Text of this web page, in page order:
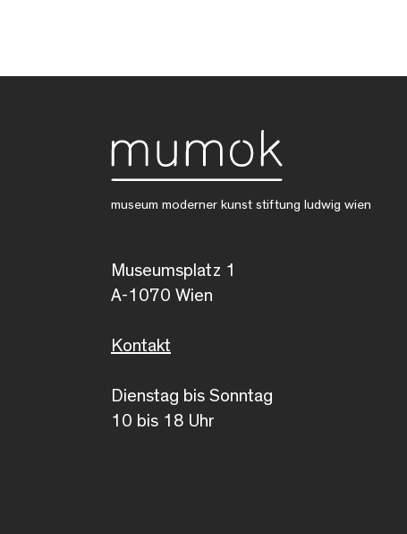
museum moderner kunst stiftung ludwig wien
Museumsplatz 1
A-1070 Wien
Kontakt
Dienstag bis Sonntag
10 bis 18 Uhr